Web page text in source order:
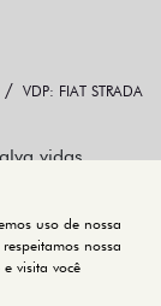
VDP: FIAT STRADA
vidas.
uso de nossa
nossa
visita você